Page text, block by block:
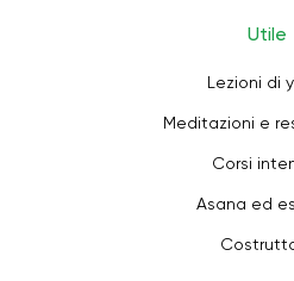
Utile
Lezioni di
Meditazioni e
Corsi
Asana ed